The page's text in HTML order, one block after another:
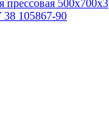
прессовая 500х700х3
105867-90